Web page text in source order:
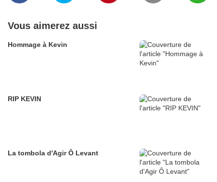
Vous aimerez aussi
Hommage à Kevin
RIP KEVIN
La tombola d'Agir Ô Levant